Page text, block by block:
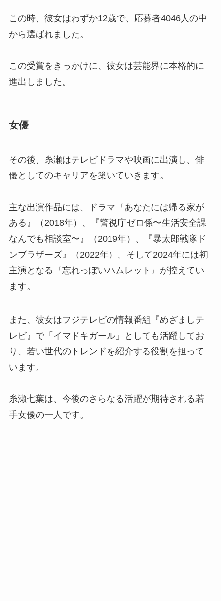
この時、彼女はわずか12歳で、応募者4046人の中
から選ばれました。
この受賞をきっかけに、彼女は芸能界に本格的に
進出しました。
女優
その後、糸瀬はテレビドラマや映画に出演し、俳
優としてのキャリアを築いていきます。
主な出演作品には、ドラマ『あなたには帰る家が
ある』（2018年）、『警視庁ゼロ係〜生活安全課
なんでも相談室〜』（2019年）、『暴太郎戦隊ド
ンブラザーズ』（2022年）、そして2024年には初
主演となる『忘れっぽいハムレット』が控えてい
ます。
また、彼女はフジテレビの情報番組『めざましテ
レビ』で「イマドキガール」としても活躍してお
り、若い世代のトレンドを紹介する役割を担って
います。
糸瀬七葉は、今後のさらなる活躍が期待される若
手女優の一人です。